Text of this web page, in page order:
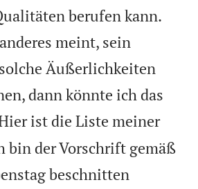
berufen kann.
meint, sein
Äußerlichkeiten
dann könnte ich das
ist die Liste meiner
bin der Vorschrift gemäß
beschnitten